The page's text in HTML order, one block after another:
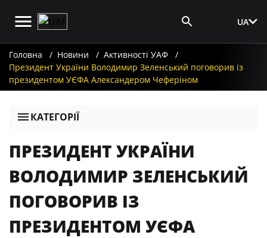
UA
Головна Новини
Активності УАФ
Президент України Володимир Зеленський поговорив із
президентом УЄФА Александером Чеферіном
КАТЕГОРІЇ
ПРЕЗИДЕНТ УКРАЇНИ
ВОЛОДИМИР ЗЕЛЕНСЬКИЙ
ПОГОВОРИВ ІЗ
ПРЕЗИДЕНТОМ УЄФА